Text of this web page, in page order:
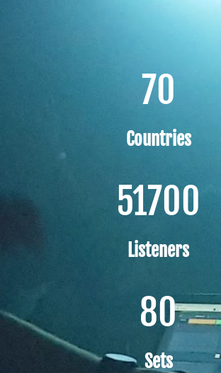
70
Countries
51700
Listeners
80
Sets